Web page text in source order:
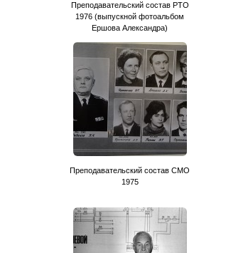
Преподавательский состав РТО
1976 (выпускной фотоальбом
Ершова Александра)
Преподавательский состав CМО
1975